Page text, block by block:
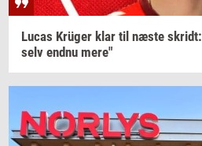
Lucas Krüger klar til næste skridt:
selv endnu mere"